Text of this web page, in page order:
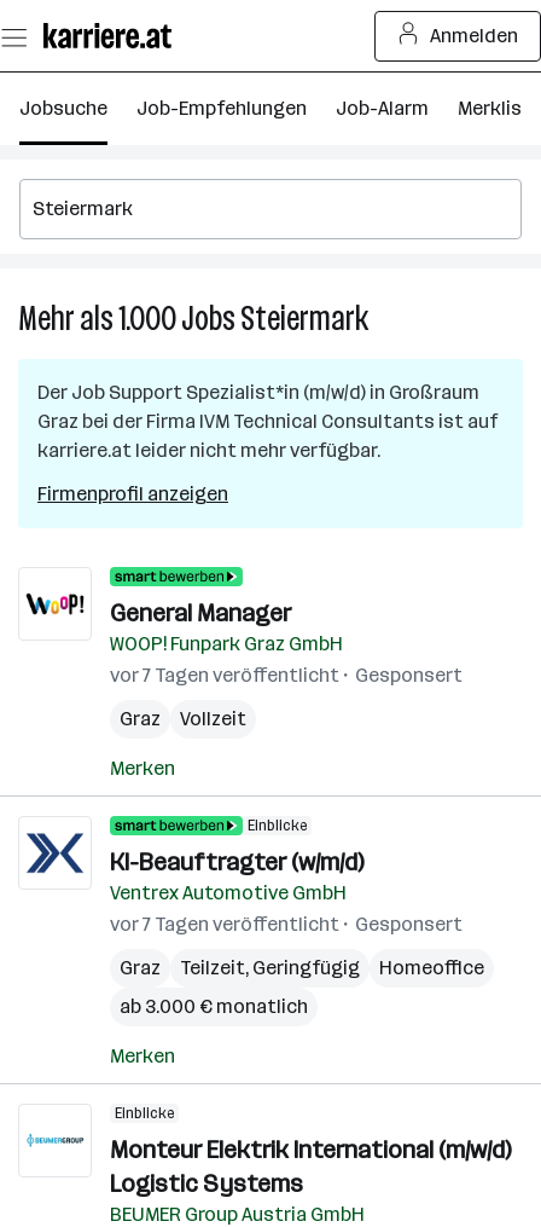
Seiteninhalt
springen
Anmelden
Jobsuche Job-Empfehlungen Job-Alarm Merkliste
Mehr als 1.000JobsSteiermarkMehr
Jobs
in
Steiermark
Der Job Support Spezialist*in (m/w/d) in Großraum
Graz bei der Firma IVM Technical Consultants ist auf
karriere.at leider nicht mehr verfügbar.
Firmenprofil anzeigen
General Manager
WOOP! Funpark Graz GmbH
vor 7 Tagen veröffentlicht
Gesponsert
Graz
Vollzeit
Merken
Einblicke
KI-Beauftragter (w/m/d)
Ventrex Automotive GmbH
vor 7 Tagen veröffentlicht
Gesponsert
Graz
Teilzeit, Geringfügig
Homeoffice
ab 3.000 € monatlich
Merken
Einblicke
Monteur Elektrik International (m/w/d)
Logistic Systems
BEUMER Group Austria GmbH